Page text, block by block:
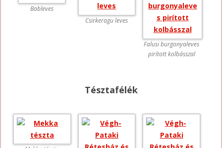
Bableves
Csirkeragu leves
Falusi burgonyaleves
pirított kolbásszal
Tésztafélék